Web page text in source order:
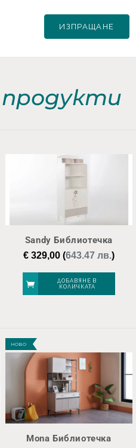
Sandy Библиотечка
€329,00(643.47 лв.)
ДОБАВЯНЕ В
КОЛИЧКАТА
НОВО
Mona Библиотечка